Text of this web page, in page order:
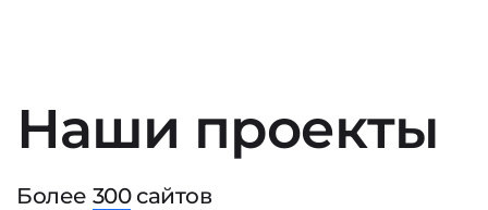
Наши проекты
Более 300сайтов